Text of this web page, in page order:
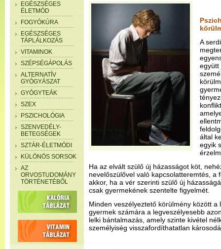
EGÉSZSÉGES
ÉLETMÓD
FOGYÓKÚRA
EGÉSZSÉGES
TÁPLÁLKOZÁS
VITAMINOK
SZÉPSÉGÁPOLÁS
ALTERNATÍV
GYÓGYÁSZAT
GYÓGYTEÁK
SZEX
PSZICHOLÓGIA
SZENVEDÉLY-
BETEGSÉGEK
SZTÁR-ÉLETMÓDI
KÜLÖNÖS SORSOK
AZ
ORVOSTUDOMÁNY
TÖRTÉNETÉBŐL
A
együtt
által
egyik
Ha az elvált szülő új házasságot köt,
nevelőszülővel való kapcsolatteremtés, a
akkor, ha a vér szerinti szülő új
csak gyermekének szentelte figyelmét.
Minden veszélyeztető körülmény között a
gyermek számára a legveszélyesebb
lelki bántalmazás, amely szinte kivétel
személyiség visszafordíthatatlan